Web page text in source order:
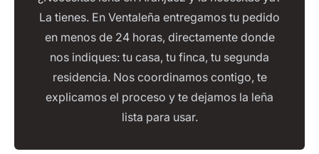
La tienes. En Ventaleña entregamos tu pedido
en menos de 24 horas, directamente donde
nos indiques: tu casa, tu finca, tu segunda
residencia. Nos coordinamos contigo, te
explicamos el proceso y te dejamos la leña
lista para usar.